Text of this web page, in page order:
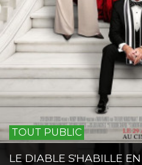
TOUT PUBLIC
LE DIABLE S'HABILLE